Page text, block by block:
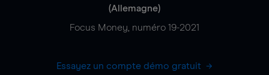
(Allemagne)
Focus Money, numéro 19-2021
Essayez un compte démo gratuit